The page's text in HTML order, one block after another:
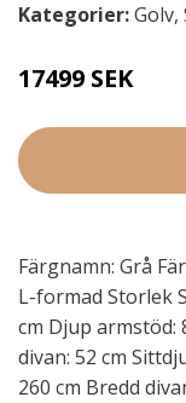
Kategorier:Golv,
17499 SEK
Färgnamn: Grå
L-formad Storlek
cm Djup armstöd:
divan: 52 cm
260 cm Bredd